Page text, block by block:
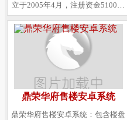
立于2005年4月，注册资金5100万
代理服务、工程技术咨询服务等房
地产开发项目及相关产业。公司机
构健全，技术力量雄厚，现有员工
120多人。
鼎荣华府售楼安卓系统
鼎荣华府售楼安卓系统：包含楼盘